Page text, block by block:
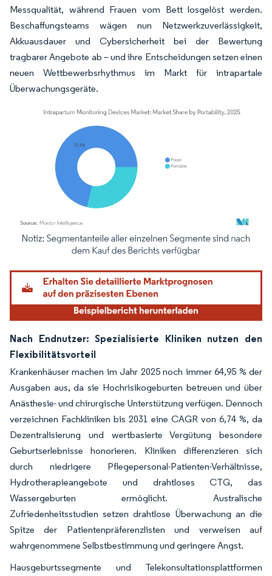
Messqualität, während Frauen vom Bett losgelöst werden.
Beschaffungsteams wägen nun Netzwerkzuverlässigkeit,
Akkuausdauer und Cybersicherheit bei der Bewertung
tragbarer Angebote ab – und ihre Entscheidungen setzen einen
neuen Wettbewerbsrhythmus im Markt für intrapartale
Überwachungsgeräte.
Bild © Mordor Intelligence. Wiederverwendung erfordert Namensnennung
Nach Endnutzer: Spezialisierte Kliniken nutzen den
Flexibilitätsvorteil
Krankenhäuser machen im Jahr 2025 noch immer 64,95 % der
Ausgaben aus, da sie Hochrisikogeburten betreuen und über
Anästhesie- und chirurgische Unterstützung verfügen. Dennoch
verzeichnen Fachkliniken bis 2031 eine CAGR von 6,74 %, da
Dezentralisierung und wertbasierte Vergütung besondere
Geburtserlebnisse honorieren. Kliniken differenzieren sich
durch niedrigere Pflegepersonal-Patienten-Verhältnisse,
Hydrotherapieangebote und drahtloses CTG, das
Wassergeburten ermöglicht. Australische
Zufriedenheitsstudien setzen drahtlose Überwachung an die
Spitze der Patientenpräferenzlisten und verweisen auf
wahrgenommene Selbstbestimmung und geringere Angst.
Hausgeburtssegmente und Telekonsultationsplattformen